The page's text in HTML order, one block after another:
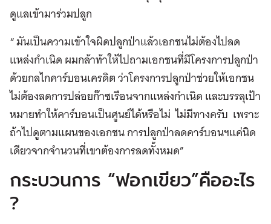
ดูแลเข้ามาร่วมปลูก
“ มันเป็นความเข้าใจผิดปลูกป่าแล้วเอกชนไม่ต้องไปลด
แหล่งกำเนิด ผมกล้าท้าให้ไปถามเอกชนที่มีโครงการปลูกป่า
ด้วยกลไกคาร์บอนเครดิต ว่าโครงการปลูกป่าช่วยให้เอกชน
ไม่ต้องลดการปล่อยก๊าซเรือนจากแหล่งกำเนิด และบรรลุเป้า
หมายทำให้คาร์บอนเป็นศูนย์ได้หรือไม่ ไม่มีทางครับ เพราะ
ถ้าไปดูตามแผนของเอกชน การปลูกป่าลดคาร์บอนฯแค่นิด
เดียวจากจำนวนที่เขาต้องการลดทั้งหมด”
กระบวนการ “ฟอกเขียว”คืออะไร
?